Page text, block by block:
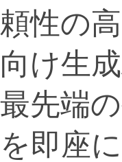
頼性の
向け生
最先端
を即座